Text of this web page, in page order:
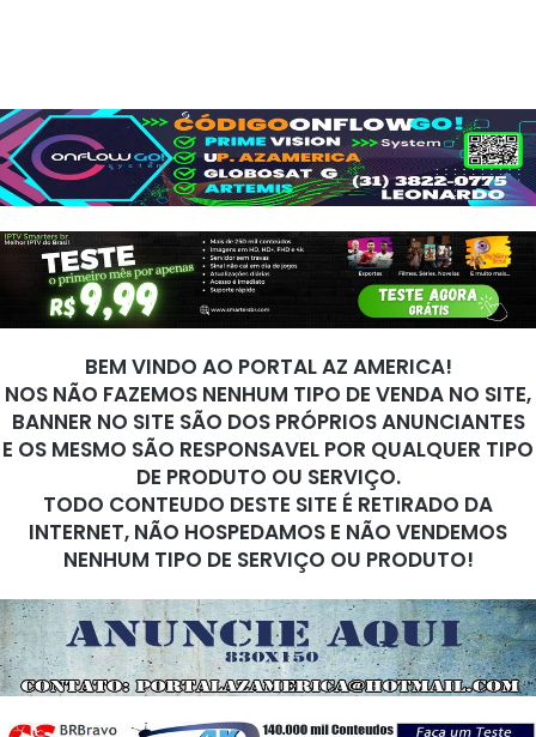
BEM VINDO AO PORTAL AZ AMERICA!
NOS NÃO FAZEMOS NENHUM TIPO DE VENDA NO SITE,
BANNER NO SITE SÃO DOS PRÓPRIOS ANUNCIANTES
E OS MESMO SÃO RESPONSAVEL POR QUALQUER TIPO
DE PRODUTO OU SERVIÇO.
TODO CONTEUDO DESTE SITE É RETIRADO DA
INTERNET, NÃO HOSPEDAMOS E NÃO VENDEMOS
NENHUM TIPO DE SERVIÇO OU PRODUTO!